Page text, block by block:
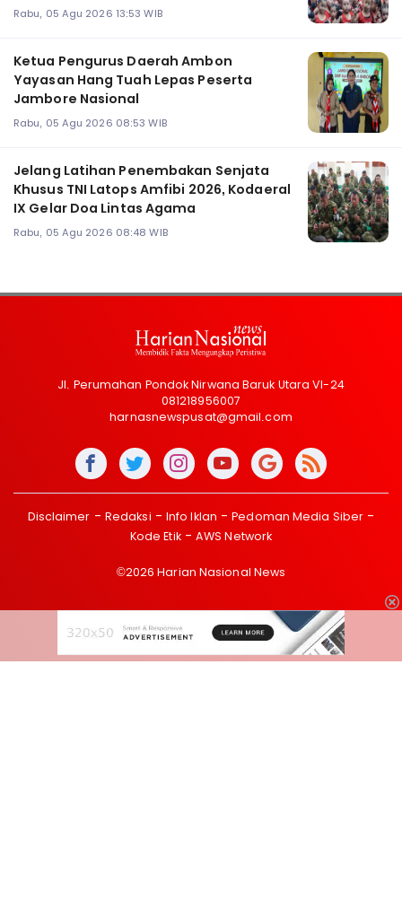
Rabu, 05 Agu 2026 13:53 WIB
Ketua Pengurus Daerah Ambon
Yayasan Hang Tuah Lepas Peserta
Jambore Nasional
Rabu, 05 Agu 2026 08:53 WIB
Jelang Latihan Penembakan Senjata
Khusus TNI Latops Amfibi 2026, Kodaeral
IX Gelar Doa Lintas Agama
Rabu, 05 Agu 2026 08:48 WIB
Jl. Perumahan Pondok Nirwana Baruk Utara VI-24
081218956007
harnasnewspusat@gmail.com
Disclaimer Redaksi Info Iklan
Pedoman Media Siber
Kode Etik
AWS Network
©2026 Harian Nasional News